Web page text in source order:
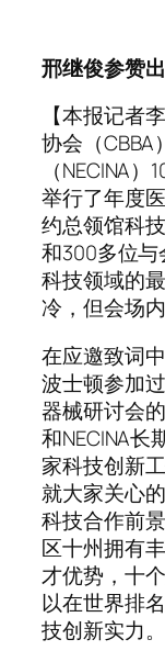
邢继俊参赞
【本报记者
协会（
（NECINA
举行了年度
约总领馆科
和300多位
科技领域的
冷，但会场
在应邀致词
波士顿参加
器械研讨会
和NECINA长
家科技创新
就大家关心
科技合作前
区十州拥有
才优势，十
以在世界排
技创新实力。